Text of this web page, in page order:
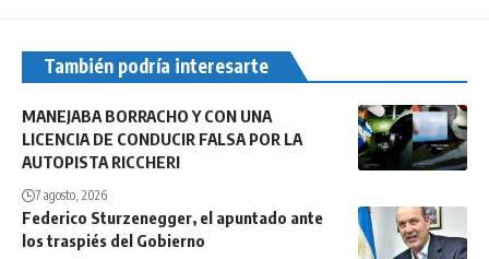
También podría interesarte
MANEJABA BORRACHO Y CON UNA
LICENCIA DE CONDUCIR FALSA POR LA
AUTOPISTA RICCHERI
7 agosto, 2026
Federico Sturzenegger, el apuntado ante
los traspiés del Gobierno